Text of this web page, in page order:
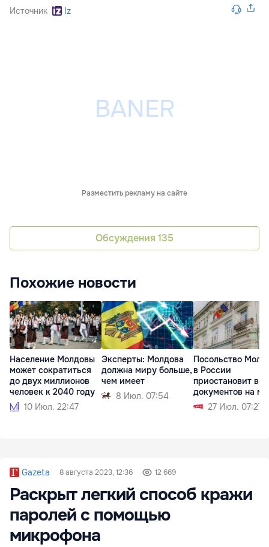
Источник Iz
Разместить рекламу на сайте
Обсуждения 135
Похожие новости
Население Молдовы
может сократиться
до двух миллионов
человек к 2040 году
10 Июл. 22:47
Эксперты: Молдова
должна миру больше,
чем имеет
8 Июл. 07:54
Посольство
в России
приостановит
документов на
27 Июл. 07:27
Gazeta 8 августа 2023, 12:36 12 669
Раскрыт легкий способ кражи
паролей с помощью
микрофона